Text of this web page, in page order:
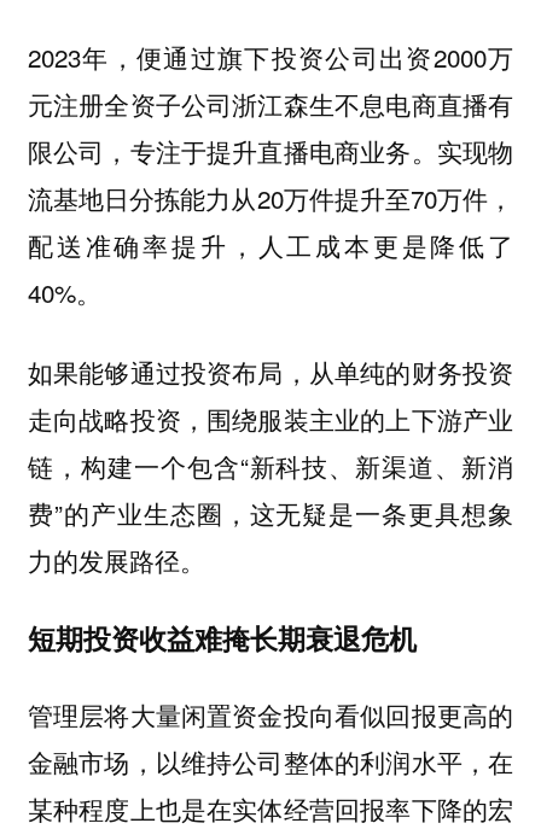
2023年，便通过旗下投资公司出资2000万
元注册全资子公司浙江森生不息电商直播有
限公司，专注于提升直播电商业务。实现物
流基地日分拣能力从20万件提升至70万件，
配送准确率提升，人工成本更是降低了
40%。
如果能够通过投资布局，从单纯的财务投资
走向战略投资，围绕服装主业的上下游产业
链，构建一个包含“新科技、新渠道、新消
费”的产业生态圈，这无疑是一条更具想象
力的发展路径。
短期投资收益难掩长期衰退危机
管理层将大量闲置资金投向看似回报更高的
金融市场，以维持公司整体的利润水平，在
某种程度上也是在实体经营回报率下降的宏